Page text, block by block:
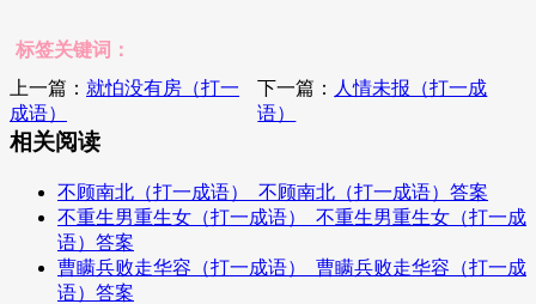
标签关键词：
上一篇： 就怕没有房（打一
成语）
下一篇： 人情未报（打一成
语）
相关阅读
不顾南北（打一成语）_不顾南北（打一成语）答案
不重生男重生女（打一成语）_不重生男重生女（打一成
语）答案
曹瞒兵败走华容（打一成语）_曹瞒兵败走华容（打一成
语）答案